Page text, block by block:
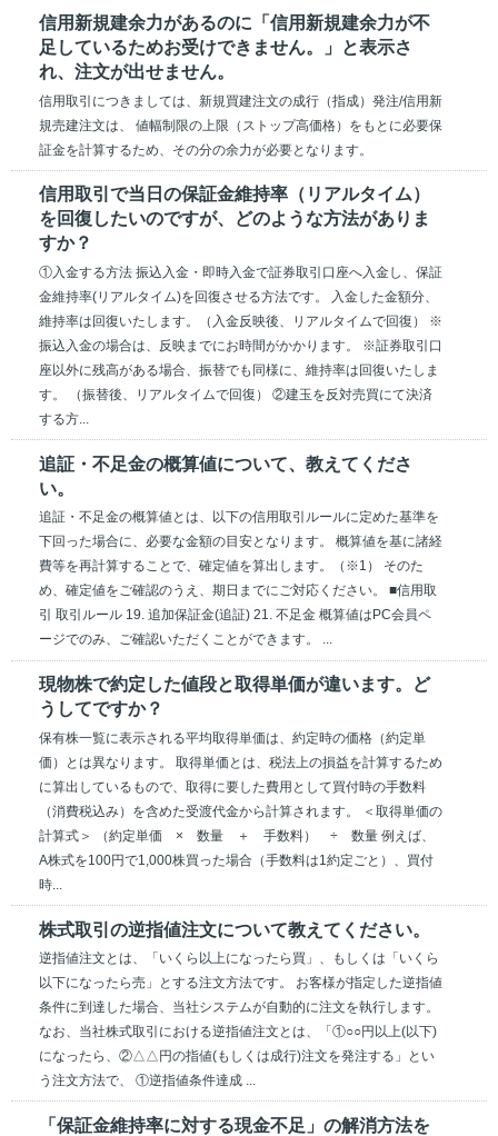
信用新規建余力があるのに「信用新規建余力が不
足しているためお受けできません。」と表示さ
れ、注文が出せません。
信用取引につきましては、新規買建注文の成行（指成）発注/信用新
規売建注文は、 値幅制限の上限（ストップ高価格）をもとに必要保
証金を計算するため、その分の余力が必要となります。
信用取引で当日の保証金維持率（リアルタイム）
を回復したいのですが、どのような方法がありま
すか？
①入金する方法 振込入金・即時入金で証券取引口座へ入金し、保証
金維持率(リアルタイム)を回復させる方法です。 入金した金額分、
維持率は回復いたします。（入金反映後、リアルタイムで回復） ※
振込入金の場合は、反映までにお時間がかかります。 ※証券取引口
座以外に残高がある場合、振替でも同様に、維持率は回復いたしま
す。 （振替後、リアルタイムで回復） ②建玉を反対売買にて決済
する方...
追証・不足金の概算値について、教えてくださ
い。
追証・不足金の概算値とは、以下の信用取引ルールに定めた基準を
下回った場合に、必要な金額の目安となります。 概算値を基に諸経
費等を再計算することで、確定値を算出します。（※1） そのた
め、確定値をご確認のうえ、期日までにご対応ください。 ■信用取
引 取引ルール 19. 追加保証金(追証) 21. 不足金 概算値はPC会員ペ
ージでのみ、ご確認いただくことができます。 ...
現物株で約定した値段と取得単価が違います。ど
うしてですか？
保有株一覧に表示される平均取得単価は、約定時の価格（約定単
価）とは異なります。 取得単価とは、税法上の損益を計算するため
に算出しているもので、取得に要した費用として買付時の手数料
（消費税込み）を含めた受渡代金から計算されます。 ＜取得単価の
計算式＞ （約定単価 × 数量 ＋ 手数料） ÷ 数量 例えば、
A株式を100円で1,000株買った場合（手数料は1約定ごと）、買付
時...
株式取引の逆指値注文について教えてください。
逆指値注文とは、「いくら以上になったら買」、もしくは「いくら
以下になったら売」とする注文方法です。 お客様が指定した逆指値
条件に到達した場合、当社システムが自動的に注文を執行します。
なお、当社株式取引における逆指値注文とは、「①○○円以上(以下)
になったら、②△△円の指値(もしくは成行)注文を発注する」とい
う注文方法で、 ①逆指値条件達成 ...
「保証金維持率に対する現金不足」の解消方法を